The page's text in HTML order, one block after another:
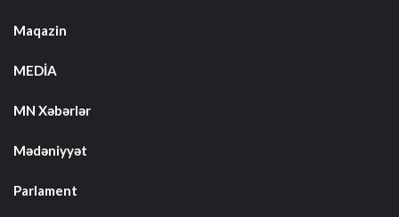
Maqazin
MEDİA
MN Xəbərlər
Mədəniyyət
Parlament